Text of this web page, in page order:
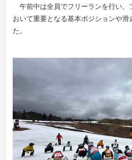
午前中は全員でフリーランを行い、
おいて重要となる基本ポジションや滑
た。